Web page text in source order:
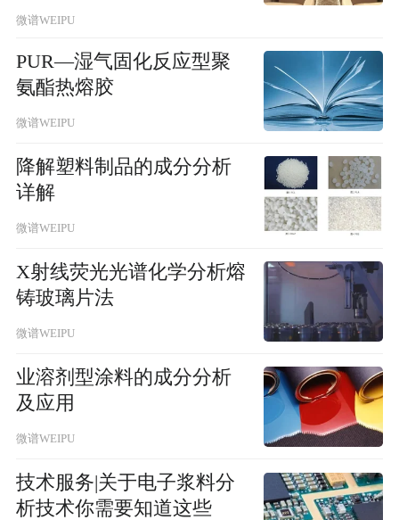
微谱WEIPU
PUR—湿气固化反应型聚
氨酯热熔胶
微谱WEIPU
降解塑料制品的成分分析
详解
微谱WEIPU
X射线荧光光谱化学分析熔
铸玻璃片法
微谱WEIPU
业溶剂型涂料的成分分析
及应用
微谱WEIPU
技术服务|关于电子浆料分
析技术你需要知道这些